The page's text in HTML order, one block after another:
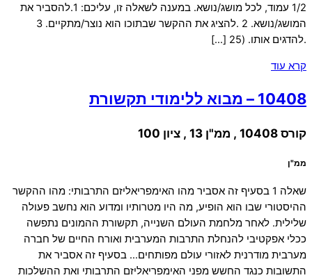
1/2 עמוד, לכל מושג/נושא. במענה לשאלה זו, עליכם: 1.להסביר את
המושג/נושא. 2 .להציג את ההקשר שבתוכו הוא נוצר/מתקיים. 3
.להדגים אותו. (25 […]
קרא עוד
10408 – מבוא ללימודי תקשורת
קורס 10408 , ממ"ן 13 , ציון 100
ממ"ן
שאלה 1 בסעיף זה אסביר מהו האימפריאליזם התרבותי: מהו ההקשר
ההיסטורי שבו הוא הופיע, מה היו מטרותיו ומדוע הוא נחשב פעולה
שלילית. לאחר מלחמת העולם השנייה, תקשורת ההמונים נתפשה
ככלי אפקטיבי להנחלת התרבות המערבית ואורח החיים של חברה
מערבית מודרנית לאזורי עולם מפותחים… בסעיף זה אסביר את
התשובות כנגד החשש מפני האימפריאליזם התרבותי ואת ההשלכות